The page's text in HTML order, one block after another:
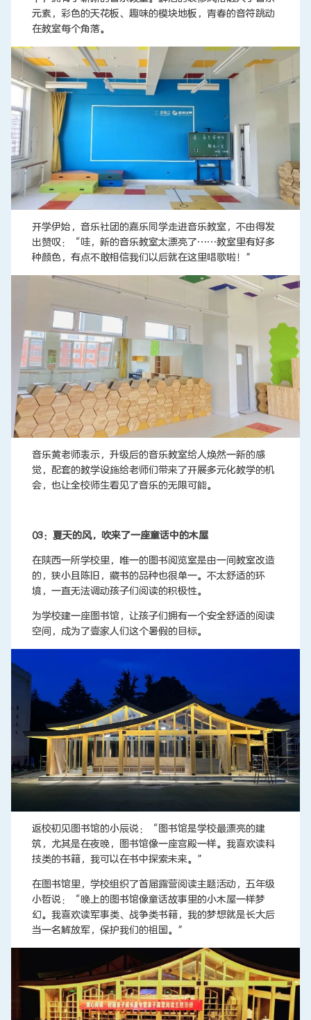
元素，彩色的天花板、趣味的模块地板，青春的音符跳动
在教室每个角落。
开学伊始，音乐社团的嘉乐同学走进音乐教室，不由得发
出赞叹：“哇，新的音乐教室太漂亮了……教室里有好多
种颜色，有点不敢相信我们以后就在这里唱歌啦！”
音乐黄老师表示，升级后的音乐教室给人焕然一新的感
觉，配套的教学设施给老师们带来了开展多元化教学的机
会，也让全校师生看见了音乐的无限可能。
03：夏天的风，吹来了一座童话中的木屋
在陕西一所学校里，唯一的图书阅览室是由一间教室改造
的，狭小且陈旧，藏书的品种也很单一。不太舒适的环
境，一直无法调动孩子们阅读的积极性。
为学校建一座图书馆，让孩子们拥有一个安全舒适的阅读
空间，成为了壹家人们这个暑假的目标。
返校初见图书馆的小辰说：“图书馆是学校最漂亮的建
筑，尤其是在夜晚，图书馆像一座宫殿一样。我喜欢读科
技类的书籍，我可以在书中探索未来。”
在图书馆里，学校组织了首届露营阅读主题活动，五年级
小哲说：“晚上的图书馆像童话故事里的小木屋一样梦
幻。我喜欢读军事类、战争类书籍，我的梦想就是长大后
当一名解放军，保护我们的祖国。”